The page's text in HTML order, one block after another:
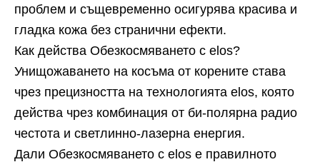
проблем и същевременно осигурява красива и
гладка кожа без странични ефекти.
Как действа Обезкосмяването с elos?
Унищожаването на косъма от корените става
чрез прецизността на технологията elos, която
действа чрез комбинация от би-полярна радио
честота и светлинно-лазерна енергия.
Дали Обезкосмяването с elos е правилното